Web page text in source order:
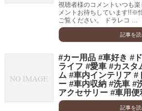
視聴者様のコメントいつも
メントお待ちしています!!※
ご覧ください。 ドラレコ ...
記事を
#カー用品 #車好き #
ライフ #愛車 #カスタ
ム #車内インテリア #
ー #車内収納 #洗車 #
アクセサリー #車用便
記事を